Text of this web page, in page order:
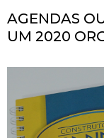
AGENDAS
UM 2020